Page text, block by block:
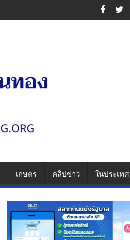
เกษตร คลิปข่าว ในประเทศ